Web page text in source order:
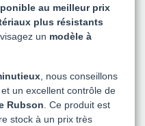
au meilleur prix
plus résistants
un modèle à
, nous conseillons
et un excellent contrôle de
Rubson . Ce produit est
stock à un prix très